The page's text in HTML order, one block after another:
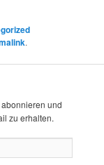
.
und
zu erhalten.